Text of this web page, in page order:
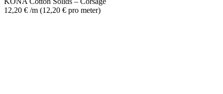
12,20 € /m (12,20 € pro meter)